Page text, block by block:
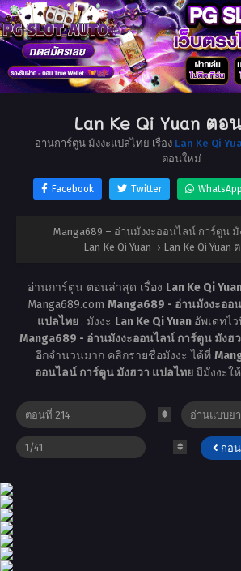
Lan Ke Qi Yuan ตอ
อ่านการ์ตูน มังงะแปลไทย เรื่อง Lan Ke Qi
ตอนใหม่
Facebook Twitter WhatsApp
Manga689 – อ่านมังงะออนไลน์ การ์ตูน
Lan Ke Qi Yuan › Lan Ke Qi Yuan
อ่านการ์ตูน ตอนล่าสุด เรื่อง Lan Ke Qi
Manga689.com Manga689 - อ่านมังงะออ
แปลไทย . มังงะ Lan Ke Qi Yuan อัพเดทไ
Manga689 - อ่านมังงะออนไลน์ การ์ตูน มังฮ
อีกจำนวนมาก คลิกรายชื่อมังงะ ได้ที่
ออนไลน์ การ์ตูน มังฮวา แปลไทย มีมังงะใ
ก่อ